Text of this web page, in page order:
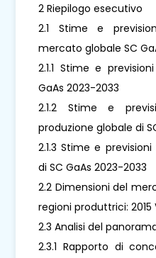
2 Riepilogo esecutivo
2.1 Stime e
mercato globale SC
2.1.1 Stime e
GaAs 2023-2033
2.1.2 Stime e
produzione globale di
2.1.3 Stime e
di SC GaAs 2023-2033
2.2 Dimensioni del
regioni produttrici: 2015
2.3 Analisi del
2.3.1 Rapporto di